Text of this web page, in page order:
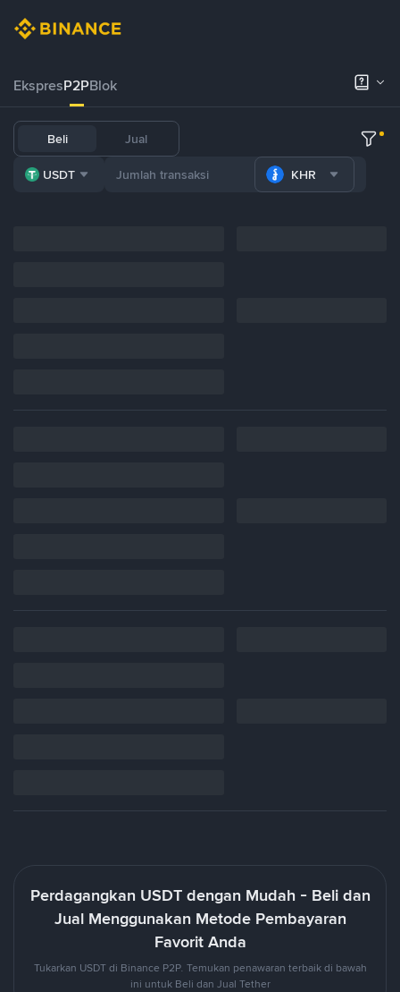
EkspresP2PBlok
Beli Jual
USDT KHR
Perdagangkan USDT dengan Mudah - Beli dan
Jual Menggunakan Metode Pembayaran
Favorit Anda
Tukarkan USDT di Binance P2P. Temukan penawaran terbaik di bawah
ini untuk Beli dan Jual Tether